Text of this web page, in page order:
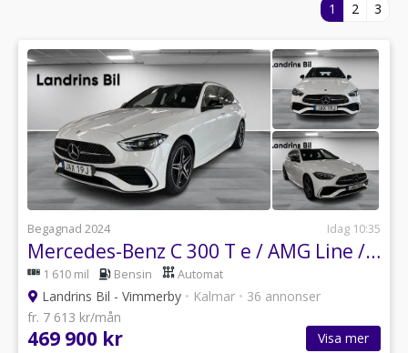
1 2 3
Begagnad 2024 Idag 10:35
Mercedes-Benz C 300 T e / AMG Line / Drag / 360 kamera / Nightpackage
1 610 mil Bensin Automat
Landrins Bil - Vimmerby • Kalmar • 36 annonser
fr. 7 613 kr/mån
469 900 kr Visa mer